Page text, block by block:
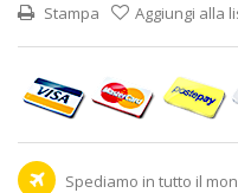
Stampa Aggiungi alla
Spediamo in tutto il